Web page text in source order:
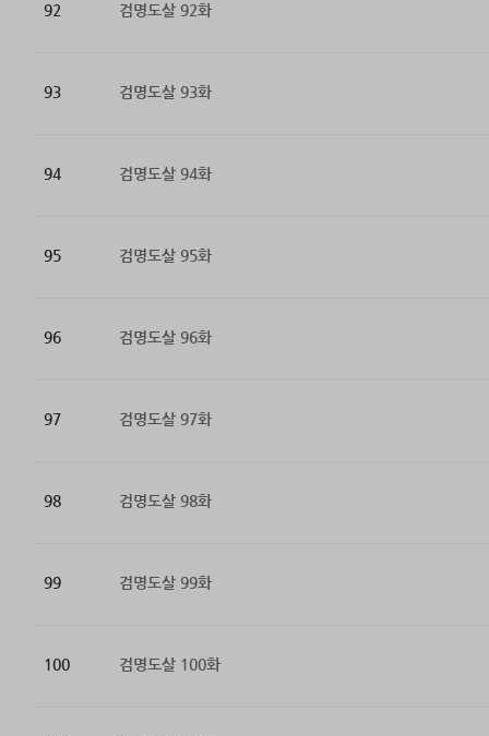
92 검명도살 92화
93 검명도살 93화
94 검명도살 94화
95 검명도살 95화
96 검명도살 96화
97 검명도살 97화
98 검명도살 98화
99 검명도살 99화
100 검명도살 100화